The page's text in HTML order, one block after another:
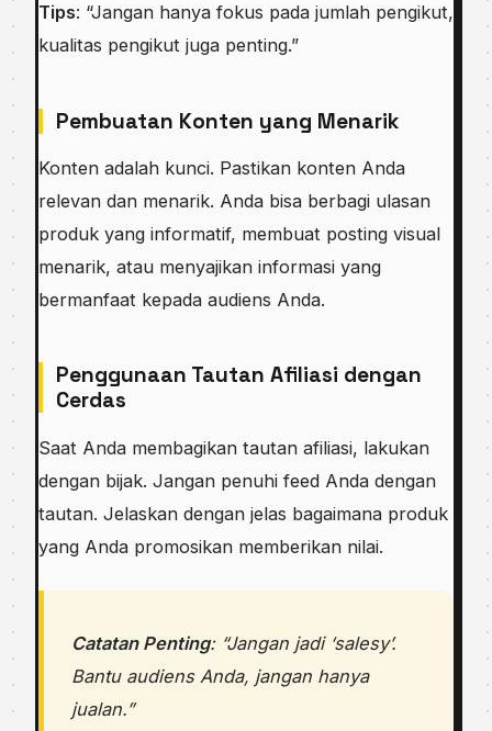
Tips: “Jangan hanya fokus pada jumlah pengikut,
kualitas pengikut juga penting.”
Pembuatan Konten yang Menarik
Konten adalah kunci. Pastikan konten Anda
relevan dan menarik. Anda bisa berbagi ulasan
produk yang informatif, membuat posting visual
menarik, atau menyajikan informasi yang
bermanfaat kepada audiens Anda.
Penggunaan Tautan Afiliasi dengan
Cerdas
Saat Anda membagikan tautan afiliasi, lakukan
dengan bijak. Jangan penuhi feed Anda dengan
tautan. Jelaskan dengan jelas bagaimana produk
yang Anda promosikan memberikan nilai.
Catatan Penting: “Jangan jadi ‘salesy’.
Bantu audiens Anda, jangan hanya
jualan.”